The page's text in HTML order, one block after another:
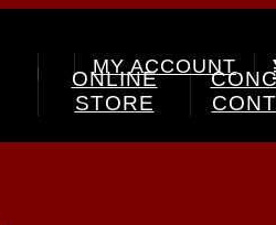
ONLINE
STORE
MY ACCOUNT